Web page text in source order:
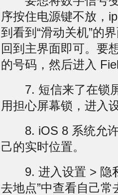
序按住电源键不放，
到看到“滑动关机”的
回到主界面即可。要
的号码，然后进入
7. 短信来了在锁屏
用担心屏幕锁 ，进入
8. iOS 8 系统允许
己的实时位置。
9. 进入设置 > 隐私
去地点”中查看自己